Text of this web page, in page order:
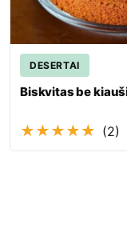
DESERTAI
Biskvitas be
★★★★★ (2)
Lengvas